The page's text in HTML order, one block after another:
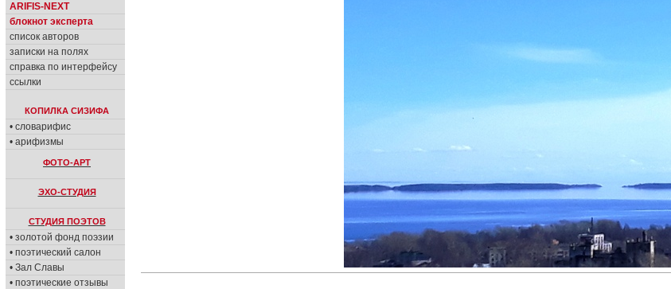
ARIFIS-NEXT
блокнот эксперта
список авторов
записки на полях
справка по интерфейсу
ссылки
КОПИЛКА СИЗИФА
• словарифис
• арифизмы
ФОТО-АРТ
ЭХО-СТУДИЯ
СТУДИЯ ПОЭТОВ
• золотой фонд поэзии
• поэтический салон
• Зал Славы
• поэтические отзывы